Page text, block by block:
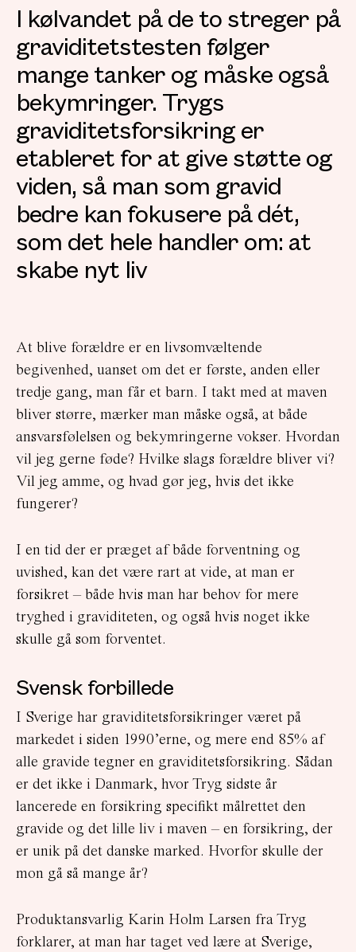
I kølvandet på de to streger på
graviditetstesten følger
mange tanker og måske også
bekymringer. Trygs
graviditetsforsikring er
etableret for at give støtte og
viden, så man som gravid
bedre kan fokusere på dét,
som det hele handler om: at
skabe nyt liv
At blive forældre er en livsomvæltende
begivenhed, uanset om det er første, anden eller
tredje gang, man får et barn. I takt med at maven
bliver større, mærker man måske også, at både
ansvarsfølelsen og bekymringerne vokser. Hvordan
vil jeg gerne føde? Hvilke slags forældre bliver vi?
Vil jeg amme, og hvad gør jeg, hvis det ikke
fungerer?
I en tid der er præget af både forventning og
uvished, kan det være rart at vide, at man er
forsikret – både hvis man har behov for mere
tryghed i graviditeten, og også hvis noget ikke
skulle gå som forventet.
Svensk forbillede
I Sverige har graviditetsforsikringer været på
markedet i siden 1990’erne, og mere end 85% af
alle gravide tegner en graviditetsforsikring. Sådan
er det ikke i Danmark, hvor Tryg sidste år
lancerede en forsikring specifikt målrettet den
gravide og det lille liv i maven – en forsikring, der
er unik på det danske marked. Hvorfor skulle der
mon gå så mange år?
Produktansvarlig Karin Holm Larsen fra Tryg
forklarer, at man har taget ved lære at Sverige,